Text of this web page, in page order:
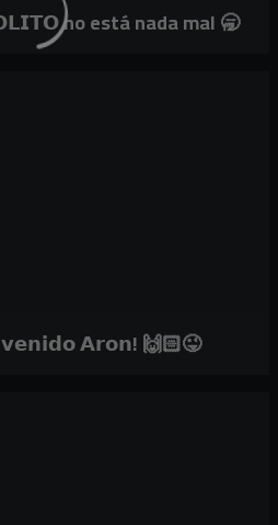
no está nada mal 🥱
𝗔𝗿𝗼𝗻! 🙌🏻😜